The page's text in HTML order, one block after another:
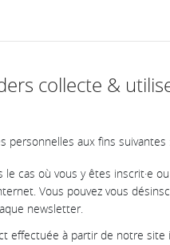
collecte &
personnelles aux fins suivantes
cas où vous y êtes inscrit·e
Vous pouvez vous
newsletter.
effectuée à partir de notre